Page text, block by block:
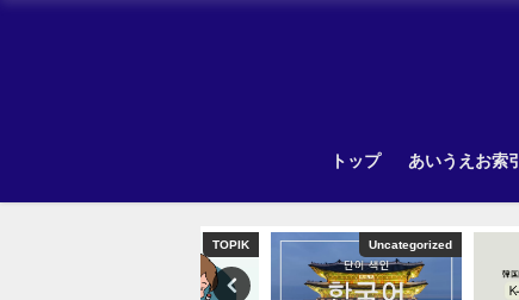
トップ あいうえお索引
Uncategorized